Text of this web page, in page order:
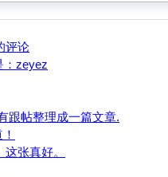
评论
：zeyez
跟帖整理成一篇文章.
张真好。